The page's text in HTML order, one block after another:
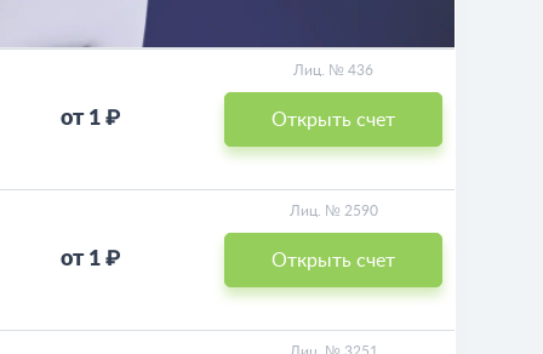
от 1 ₽
Лиц. № 436
Открыть счет
от 1 ₽
Лиц. № 2590
Открыть счет